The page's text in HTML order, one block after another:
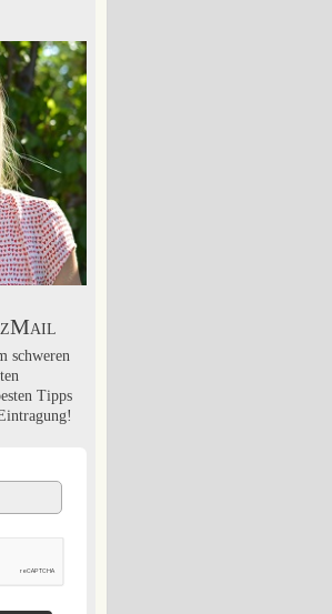
schweren
Tipps